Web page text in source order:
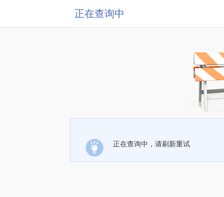
正在查询中
正在查询中，请刷新重试